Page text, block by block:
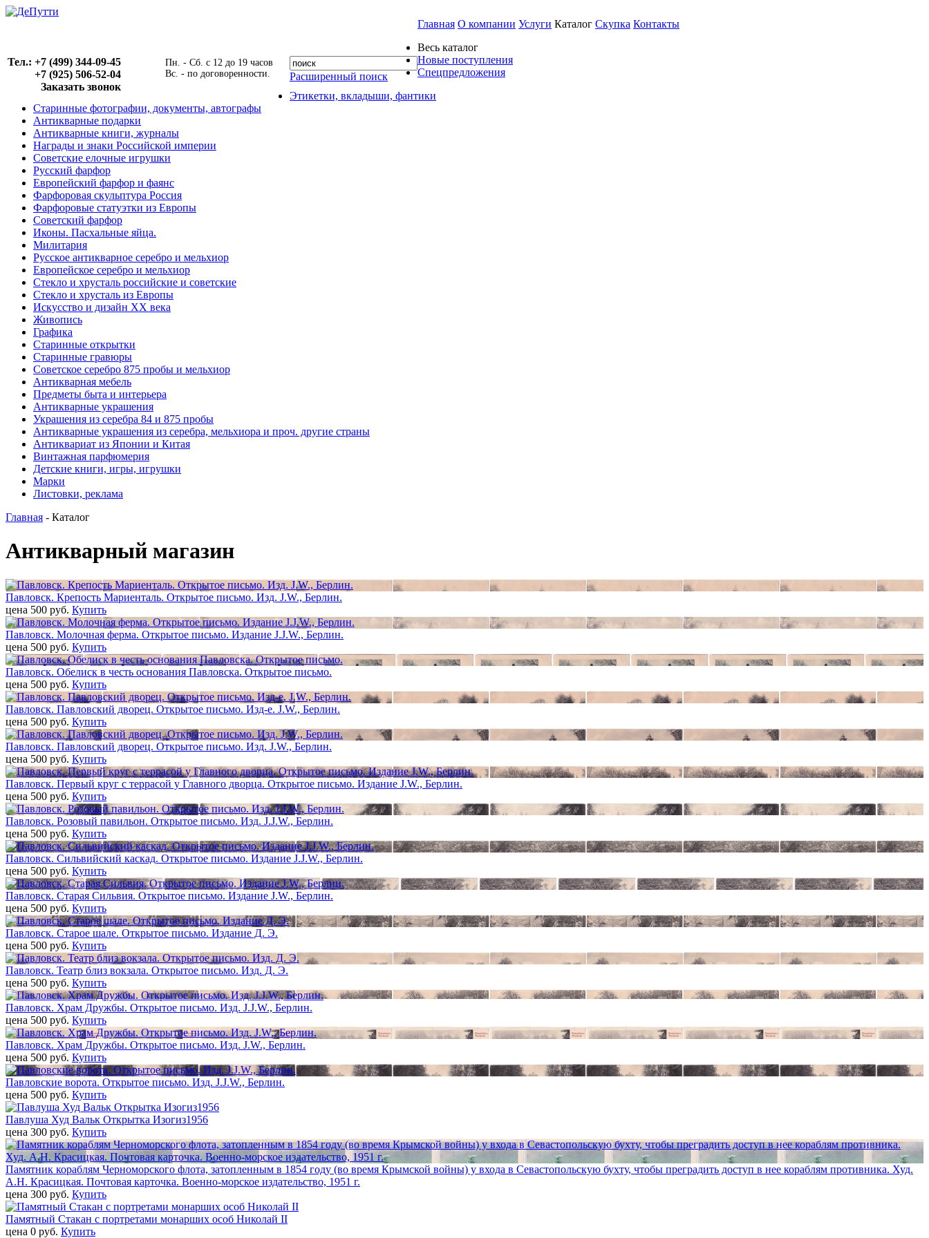
Тел.: +7 (499) 344-09-45
(925) 506-52-04
Заказать звонок
Пн. - Сб. с 12 до 19 часов
Вс. - по договоренности.
Расширенный поиск
Главная О компании Услуги Каталог Скупка Контакты
Весь каталог
Новые поступления
Спецпредложения
Этикетки, вкладыши, фантики
Старинные фотографии, документы, автографы
Антикварные подарки
Антикварные книги, журналы
Награды и знаки Российской империи
Советские елочные игрушки
Русский фарфор
Европейский фарфор и фаянс
Фарфоровая скульптура Россия
Фарфоровые статуэтки из Европы
Советский фарфор
Иконы. Пасхальные яйца.
Милитария
Русское антикварное серебро и мельхиор
Европейское серебро и мельхиор
Стекло и хрусталь российские и советские
Стекло и хрусталь из Европы
Искусство и дизайн XX века
Живопись
Графика
Старинные открытки
Старинные гравюры
Советское серебро 875 пробы и мельхиор
Антикварная мебель
Предметы быта и интерьера
Антикварные украшения
Украшения из серебра 84 и 875 пробы
Антикварные украшения из серебра, мельхиора и проч. другие страны
Антиквариат из Японии и Китая
Винтажная парфюмерия
Детские книги, игры, игрушки
Марки
Листовки, реклама
Главная - Каталог
Антикварный магазин
Павловск. Крепость Мариенталь. Открытое письмо. Изд. J.W., Берлин.
цена 500 pуб. Купить
Павловск. Молочная ферма. Открытое письмо. Издание J.J.W., Берлин.
цена 500 pуб. Купить
Павловск. Обелиск в честь основания Павловска. Открытое письмо.
цена 500 pуб. Купить
Павловск. Павловский дворец. Открытое письмо. Изд-е. J.W., Берлин.
цена 500 pуб. Купить
Павловск. Павловский дворец. Открытое письмо. Изд. J.W., Берлин.
цена 500 pуб. Купить
Павловск. Первый круг с террасой у Главного дворца. Открытое письмо. Издание J.W., Берлин.
цена 500 pуб. Купить
Павловск. Розовый павильон. Открытое письмо. Изд. J.J.W., Берлин.
цена 500 pуб. Купить
Павловск. Сильвийский каскад. Открытое письмо. Издание J.J.W., Берлин.
цена 500 pуб. Купить
Павловск. Старая Сильвия. Открытое письмо. Издание J.W., Берлин.
цена 500 pуб. Купить
Павловск. Старое шале. Открытое письмо. Издание Д. Э.
цена 500 pуб. Купить
Павловск. Театр близ вокзала. Открытое письмо. Изд. Д. Э.
цена 500 pуб. Купить
Павловск. Храм Дружбы. Открытое письмо. Изд. J.J.W., Берлин.
цена 500 pуб. Купить
Павловск. Храм Дружбы. Открытое письмо. Изд. J.W., Берлин.
цена 500 pуб. Купить
Павловские ворота. Открытое письмо. Изд. J.J.W., Берлин.
цена 500 pуб. Купить
Павлуша Худ Вальк Открытка Изогиз1956
цена 300 pуб. Купить
Памятник кораблям Черноморского флота, затопленным в 1854 году (во время Крымской войны) у входа в Севастопольскую бухту, чтобы преградить доступ в нее кораблям противника. Худ.
А.Н. Красицкая. Почтовая карточка. Военно-морское издательство, 1951 г.
цена 300 pуб. Купить
Памятный Стакан с портретами монарших особ Николай II
цена 0 pуб. Купить